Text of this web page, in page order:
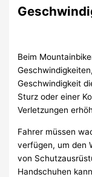
Beim
Geschwindigkeit
Sturz oder einer
Verletzungen
Fahrer müssen
verfügen, um den
von
Handschuhen